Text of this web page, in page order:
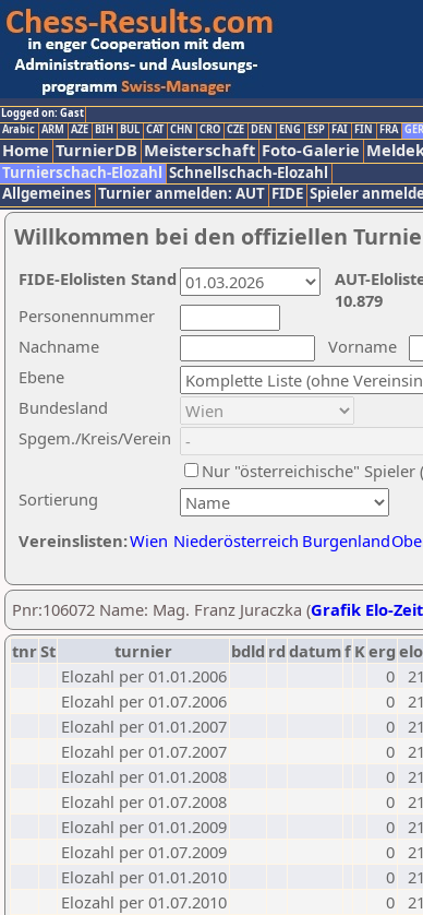
Logged on: Gast
Arabic ARM AZE BIH BUL CAT CHN CRO CZE DEN ENG ESP FAI FIN FRA GER
Home TurnierDB Meisterschaft Foto-Galerie
Turnierschach-Elozahl Schnellschach-Elozahl
Allgemeines Turnier anmelden: AUT FIDE Spieler
Willkommen bei den offiziellen
Nachname
Vorname
Ebene
Sortierung
Personennummer
Bundesland
Spgem./Kreis/Verein
Nur "österreichische" Spieler
Vereinslisten:Wien Niederösterreich Burgenland
AUT-
10.879
FIDE-Elolisten Stand
Pnr:106072 Name: Mag. Franz Juraczka (Grafik Elo-
tnrSt turnier bdld rd datumf Kerg
Elozahl per 01.01.2006
0
Elozahl per 01.07.2006
0
Elozahl per 01.01.2007
0
Elozahl per 01.07.2007
0
Elozahl per 01.01.2008
0
Elozahl per 01.07.2008
0
Elozahl per 01.01.2009
0
Elozahl per 01.07.2009
0
Elozahl per 01.01.2010
0
Elozahl per 01.07.2010
0